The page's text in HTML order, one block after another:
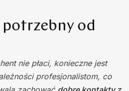
od
nie płaci, konieczne jest
profesjonalistom, co